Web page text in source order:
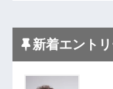
新着エント